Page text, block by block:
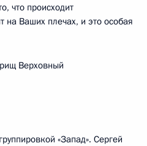
что происходит
на Ваших плечах, и это особая
Верховный
«Запад». Сергей